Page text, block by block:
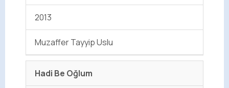
2013
Muzaffer Tayyip Uslu
Hadi Be Oğlum